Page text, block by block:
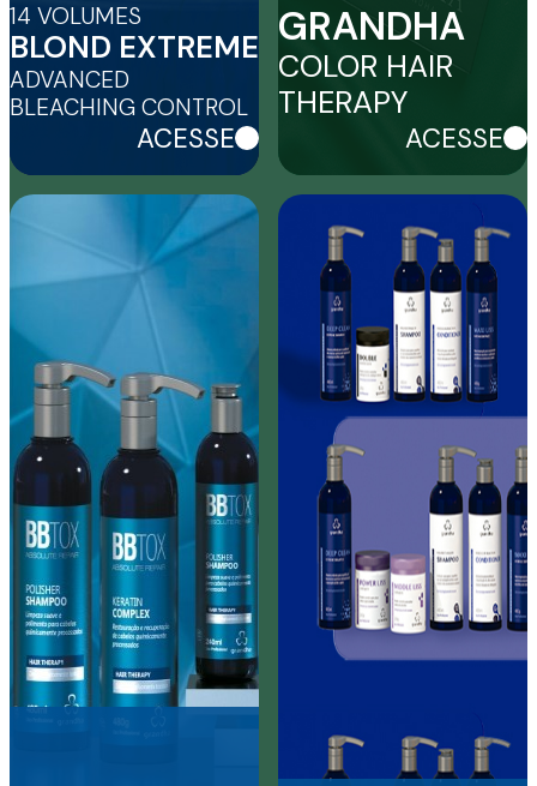
14 VOLUMES
BLOND EXTREME
ADVANCED
BLEACHING CONTROL
GRANDHA
COLOR HAIR
THERAPY